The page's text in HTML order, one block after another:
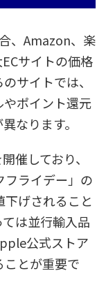
、Amazon、楽
サイトの価格
サイトでは、
ポイント還元
なります。
催しており、
ライデー」の
げされること
は並行輸入品
公式ストア
とが重要で